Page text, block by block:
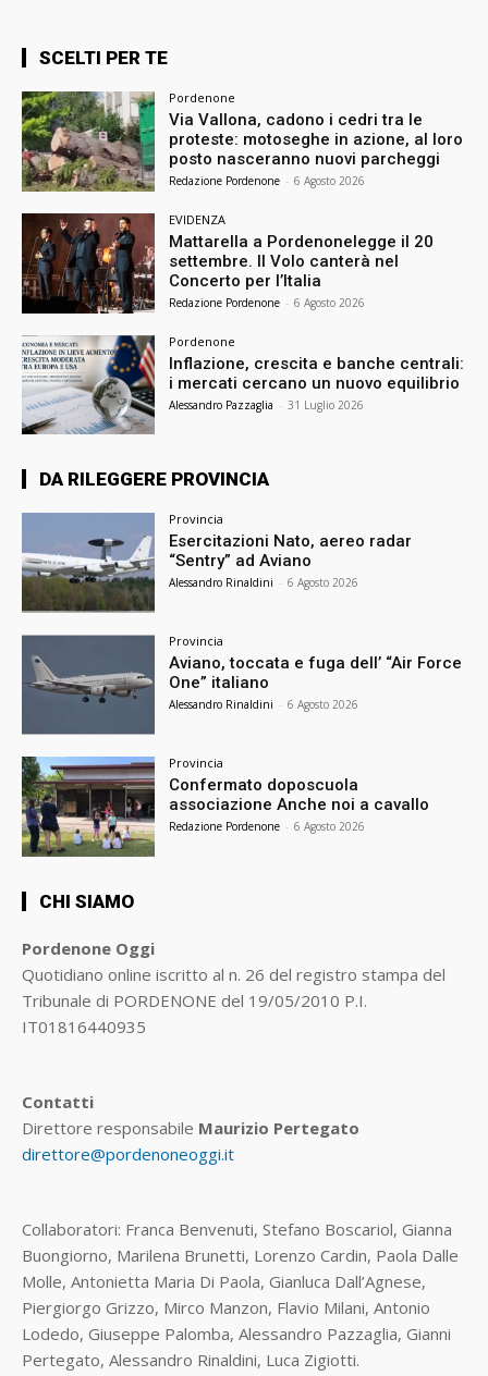
SCELTI PER TE
Pordenone
Via Vallona, cadono i cedri tra le
proteste: motoseghe in azione, al loro
posto nasceranno nuovi parcheggi
Redazione Pordenone - 6 Agosto 2026
EVIDENZA
Mattarella a Pordenonelegge il 20
settembre. Il Volo canterà nel
Concerto per l’Italia
Redazione Pordenone - 6 Agosto 2026
Pordenone
Inflazione, crescita e banche centrali:
i mercati cercano un nuovo equilibrio
Alessandro Pazzaglia - 31 Luglio 2026
DA RILEGGERE PROVINCIA
Provincia
Esercitazioni Nato, aereo radar
“Sentry” ad Aviano
Alessandro Rinaldini - 6 Agosto 2026
Provincia
Aviano, toccata e fuga dell’ “Air Force
One” italiano
Alessandro Rinaldini - 6 Agosto 2026
Provincia
Confermato doposcuola
associazione Anche noi a cavallo
Redazione Pordenone - 6 Agosto 2026
CHI SIAMO
Pordenone Oggi
Quotidiano online iscritto al n. 26 del registro stampa del
Tribunale di PORDENONE del 19/05/2010 P.I.
IT01816440935
Contatti
Direttore responsabile Maurizio Pertegato
direttore@pordenoneoggi.it
Collaboratori: Franca Benvenuti, Stefano Boscariol, Gianna
Buongiorno, Marilena Brunetti, Lorenzo Cardin, Paola Dalle
Molle, Antonietta Maria Di Paola, Gianluca Dall’Agnese,
Piergiorgo Grizzo, Mirco Manzon, Flavio Milani, Antonio
Lodedo, Giuseppe Palomba, Alessandro Pazzaglia, Gianni
Pertegato, Alessandro Rinaldini, Luca Zigiotti.